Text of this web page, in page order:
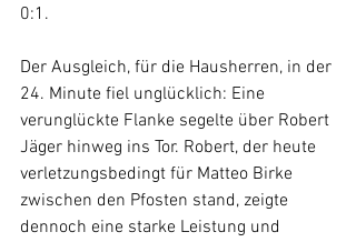
0:1.
Der Ausgleich, für die Hausherren, in der
24. Minute fiel unglücklich: Eine
verunglückte Flanke segelte über Robert
Jäger hinweg ins Tor. Robert, der heute
verletzungsbedingt für Matteo Birke
zwischen den Pfosten stand, zeigte
dennoch eine starke Leistung und